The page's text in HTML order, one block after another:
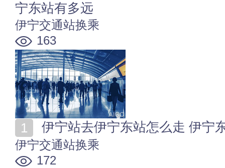
宁东站有多远
伊宁交通站换乘
163
伊宁站去伊宁东站怎么走 伊宁
伊宁交通站换乘
172